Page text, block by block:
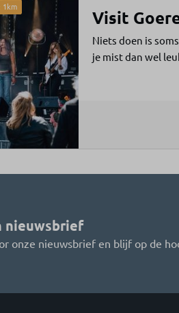
1km Visit
Niets doen is
je mist dan wel
nieuwsbrief
onze nieuwsbrief en blijf op de